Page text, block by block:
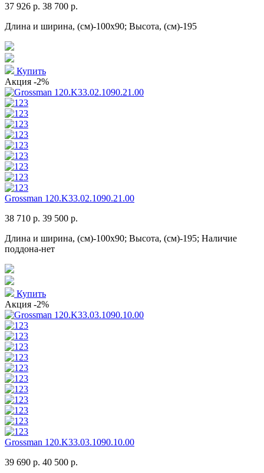
37 926 р. 38 700 р.
Длина и ширина, (см)-100x90; Высота, (см)-195
Купить
Акция -2%
Grossman 120.K33.02.1090.21.00
38 710 р. 39 500 р.
Длина и ширина, (см)-100x90; Высота, (см)-195; Наличие
поддона-нет
Купить
Акция -2%
Grossman 120.K33.03.1090.10.00
39 690 р. 40 500 р.